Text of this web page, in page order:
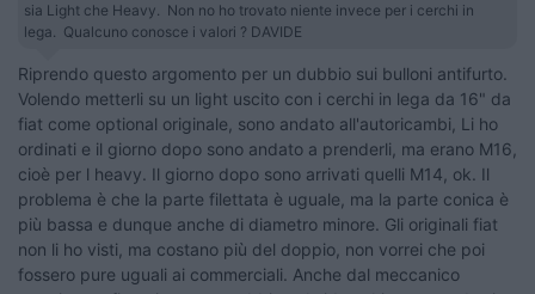
sia Light che Heavy. Non no ho trovato niente invece per i cerchi in
lega. Qualcuno conosce i valori ? DAVIDE
Riprendo questo argomento per un dubbio sui bulloni antifurto.
Volendo metterli su un light uscito con i cerchi in lega da 16" da
fiat come optional originale, sono andato all'autoricambi, Li ho
ordinati e il giorno dopo sono andato a prenderli, ma erano M16,
cioè per l heavy. Il giorno dopo sono arrivati quelli M14, ok. Il
problema è che la parte filettata è uguale, ma la parte conica è
più bassa e dunque anche di diametro minore. Gli originali fiat
non li ho visti, ma costano più del doppio, non vorrei che poi
fossero pure uguali ai commerciali. Anche dal meccanico